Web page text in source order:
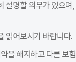
설명할 의무가 있으
읽어보시기 바랍니다.
을 해지하고 다른 보